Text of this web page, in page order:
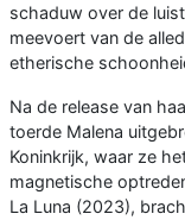
schaduw over de
meevoert van de
etherische
Na de release van
toerde Malena
Koninkrijk, waar ze
magnetische
La Luna (2023),